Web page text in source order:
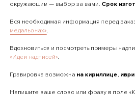
окружающим — выбор за вами. Срок
Вся необходимая информация перед
медальонах».
Вдохновиться и посмотреть примеры
«Идеи надписей».
Гравировка возможна на кириллице,
Напишите ваше слово или фразу в поле